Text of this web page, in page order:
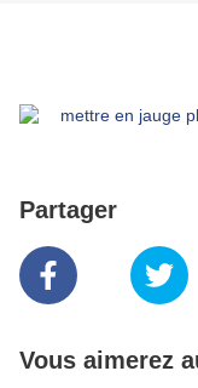
Partager
Vous aimerez